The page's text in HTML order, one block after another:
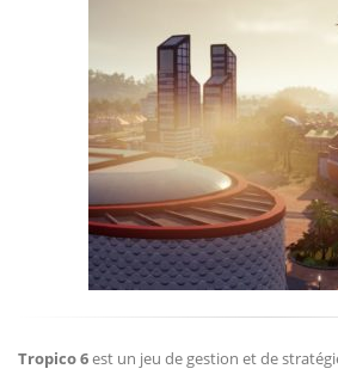
Tropico 6est un jeu de gestion et de